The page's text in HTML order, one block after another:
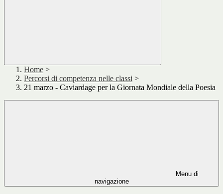
Home >
Percorsi di competenza nelle classi >
21 marzo - Caviardage per la Giornata Mondiale della Poesia
Menu di
navigazione